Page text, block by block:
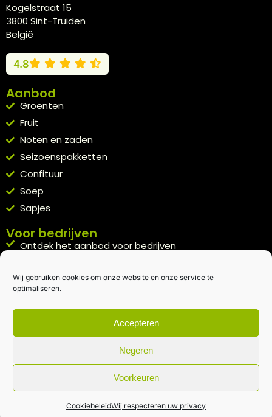
Wij gebruiken cookies om onze website en onze service te
optimaliseren.
Accepteren
Negeren
Voorkeuren
CookiebeleidWij respecteren uw privacy
Kogelstraat 15
3800 Sint-Truiden
België
4.8
Aanbod
Groenten
Fruit
Noten en zaden
Seizoenspakketten
Confituur
Soep
Sapjes
Voor bedrijven
Ontdek het aanbod voor bedrijven
Kennismakingspakket aanvragen
Blijft op de hoogte
Rechtstreeks van het veld naar je inbox.
Inschrijven nieuwsbrief
Algemene voorwaarden|Privacybeleid| gemaakt met door
creativitijd